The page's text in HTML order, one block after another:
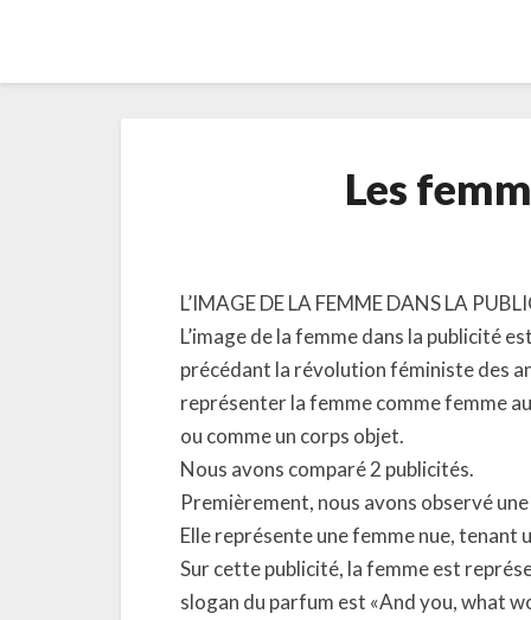
Les
L’IMAGE DE LA FEMME DANS LA
L’image de la femme dans la publicité
précédant la révolution féministe des
représenter la femme comme femme
ou comme un corps objet.
Nous avons comparé 2 publicités.
Premièrement, nous avons observé
Elle représente une femme nue, tenant
Sur cette publicité, la femme est
slogan du parfum est «And you, what